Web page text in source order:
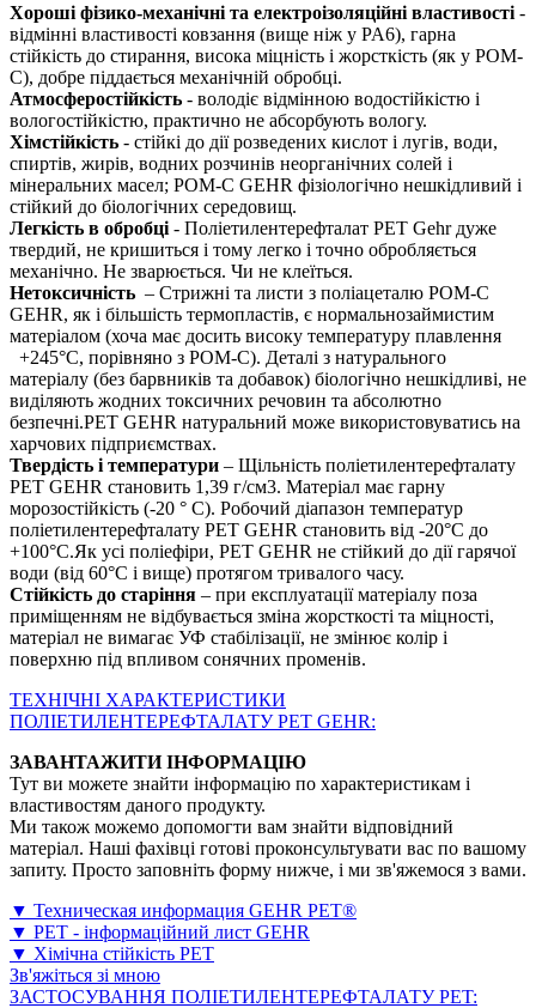
Хороші фізико-механічні та електроізоляційні властивості -
відмінні властивості ковзання (вище ніж у PA6), гарна
стійкість до стирання, висока міцність і жорсткість (як у POM-
C), добре піддається механічній обробці.
Атмосферостійкість - володіє відмінною водостійкістю і
вологостійкістю, практично не абсорбують вологу.
Хімстійкість - стійкі до дії розведених кислот і лугів, води,
спиртів, жирів, водних розчинів неорганічних солей і
мінеральних масел; POM-C GEHR фізіологічно нешкідливий і
стійкий до біологічних середовищ.
Легкість в обробці - Поліетилентерефталат PET Gehr дуже
твердий, не кришиться і тому легко і точно обробляється
механічно. Не зварюється. Чи не клеїться.
Нетоксичність – Стрижні та листи з поліацеталю POM-C
GEHR, як і більшість термопластів, є нормальнозаймистим
матеріалом (хоча має досить високу температуру плавлення
+245°С, порівняно з POM-C). Деталі з натурального
матеріалу (без барвників та добавок) біологічно нешкідливі, не
виділяють жодних токсичних речовин та абсолютно
безпечні.PET GEHR натуральний може використовуватись на
харчових підприємствах.
Твердість і температури – Щільність поліетилентерефталату
PET GEHR становить 1,39 г/см3. Матеріал має гарну
морозостійкість (-20 ° С). Робочий діапазон температур
поліетилентерефталату PET GEHR становить від -20°С до
+100°С.Як усі поліефіри, PET GEHR не стійкий до дії гарячої
води (від 60°C і вище) протягом тривалого часу.
Стійкість до старіння – при експлуатації матеріалу поза
приміщенням не відбувається зміна жорсткості та міцності,
матеріал не вимагає УФ стабілізації, не змінює колір і
поверхню під впливом сонячних променів.
ТЕХНІЧНІ ХАРАКТЕРИСТИКИ
ПОЛІЕТИЛЕНТЕРЕФТАЛАТУ PET GEHR:
ЗАВАНТАЖИТИ ІНФОРМАЦІЮ
Тут ви можете знайти інформацію по характеристикам і
властивостям даного продукту.
Ми також можемо допомогти вам знайти відповідний
матеріал. Наші фахівці готові проконсультувати вас по вашому
запиту. Просто заповніть форму нижче, і ми зв'яжемося з вами.
▼ Техническая информация GEHR PET®
▼ PET - інформаційний лист GEHR
▼ Хімічна стійкість PET
Зв'яжіться зі мною
ЗАСТОСУВАННЯ ПОЛІЕТИЛЕНТЕРЕФТАЛАТУ PET: